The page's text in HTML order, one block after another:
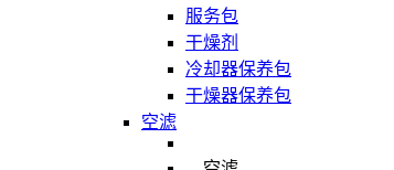
服务包
干燥剂
冷却器保养包
干燥器保养包
空滤